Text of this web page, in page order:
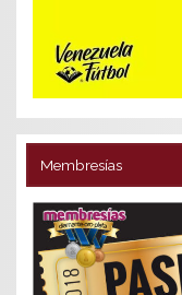
Membresías